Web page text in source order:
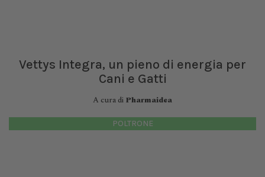
Vettys Integra, un pieno di energia per
Cani e Gatti
A cura di Pharmaidea
POLTRONE